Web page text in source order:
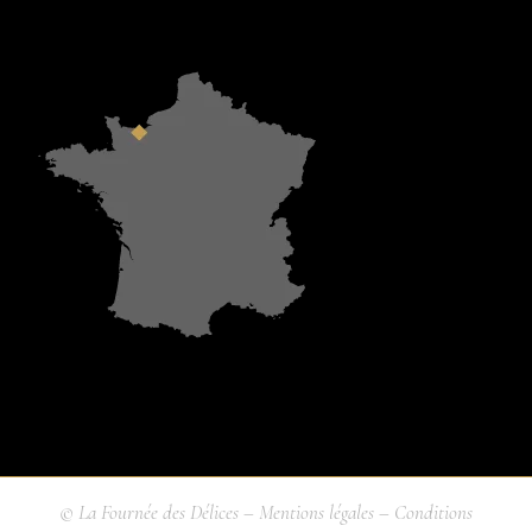
© La Fournée des Délices – Mentions légales– Conditions